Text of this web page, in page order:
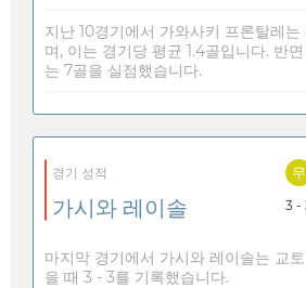
지난 10경기에서 가와사키 프론탈레는
며, 이는 경기당 평균 1.4골입니다. 반
는 7골을 실점했습니다.
경기 성적
가시와 레이솔
무
3 -
마지막 경기에서 가시와 레이솔는 교
을 때 3 - 3를 기록했습니다.